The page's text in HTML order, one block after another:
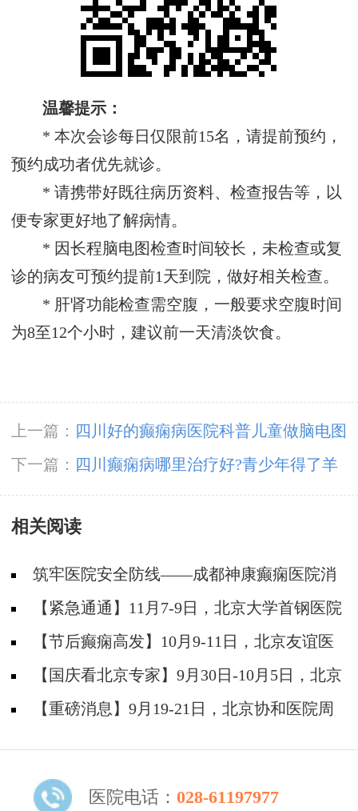
温馨提示：
* 本次会诊每日仅限前15名，请提前预约，
预约成功者优先就诊。
* 请携带好既往病历资料、检查报告等，以
便专家更好地了解病情。
* 因长程脑电图检查时间较长，未检查或复
诊的病友可预约提前1天到院，做好相关检查。
* 肝肾功能检查需空腹，一般要求空腹时间
为8至12个小时，建议前一天清淡饮食。
上一篇： 四川好的癫痫病医院科普儿童做脑电图
会对身体有伤害吗?
下一篇： 四川癫痫病哪里治疗好?青少年得了羊
角风有哪些伤害?
相关阅读
筑牢医院安全防线——成都神康癫痫医院消
防安全培训纪实
【紧急通通】11月7-9日，北京大学首钢医院
神经内科胡颖教授亲临成都会诊，破解癫痫疑难
【节后癫痫高发】10月9-11日，北京友谊医
院陈葵博士免费会诊+治疗援助，破解癫痫难
题！
【国庆看北京专家】9月30日-10月5日，北京
天坛&首钢医院两大专家蓉城亲诊+癫痫大额救
【重磅消息】9月19-21日，北京协和医院周
线！
医院电话： 028-61197977